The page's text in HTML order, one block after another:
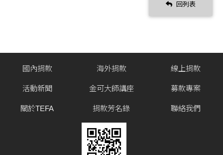
回列表
國內捐款
活動新聞
關於TEFA
海外捐款
金可大師講座
捐款芳名錄
線上捐款
募款專案
聯絡我們